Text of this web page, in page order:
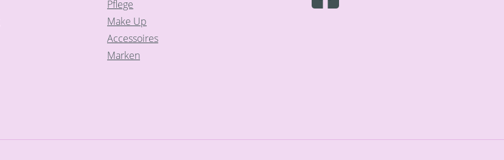
Pflege
Make Up
Accessoires
Marken